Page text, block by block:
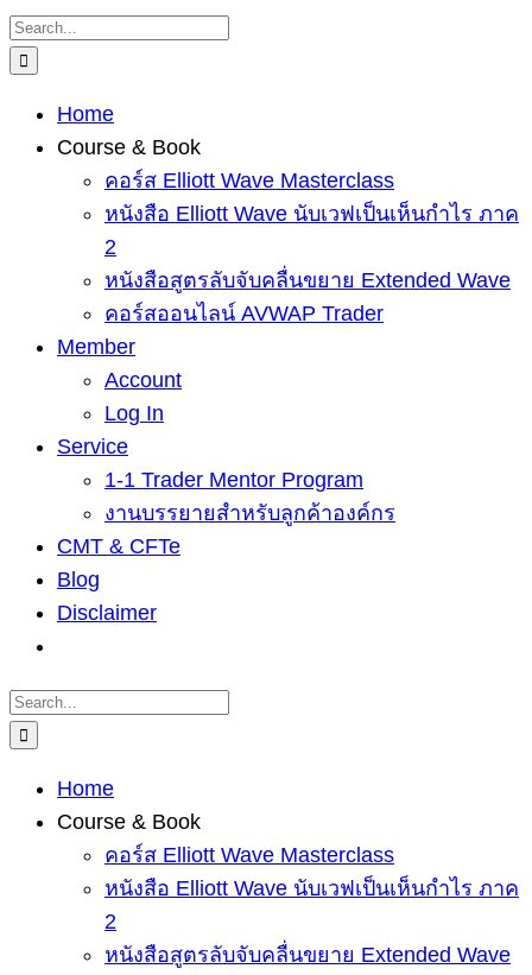
Skip
to
Search
for:
Home
Course & Book
คอร์ส Elliott Wave Masterclass
หนังสือ Elliott Wave นับเวฟเป็นเห็นกำไร ภาค
2
หนังสือสูตรลับจับคลื่นขยาย Extended Wave
คอร์สออนไลน์ AVWAP Trader
Member
Account
Log In
Service
1-1 Trader Mentor Program
งานบรรยายสำหรับลูกค้าองค์กร
CMT & CFTe
Blog
Disclaimer
Search
for:
Home
Course & Book
คอร์ส Elliott Wave Masterclass
หนังสือ Elliott Wave นับเวฟเป็นเห็นกำไร ภาค
2
หนังสือสูตรลับจับคลื่นขยาย Extended Wave